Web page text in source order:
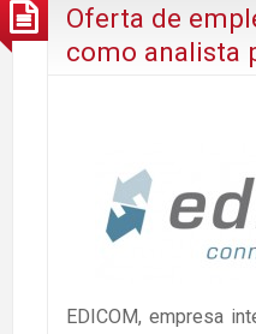
Oferta de
como analista
EDICOM, empresa